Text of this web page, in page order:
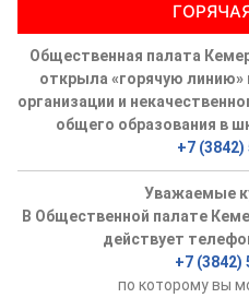
Общественная палата
открыла «горячую
организации и
общего образования в
+7
Уважаемые
В Общественной палате
действует
+7 (3842)
по которому вы